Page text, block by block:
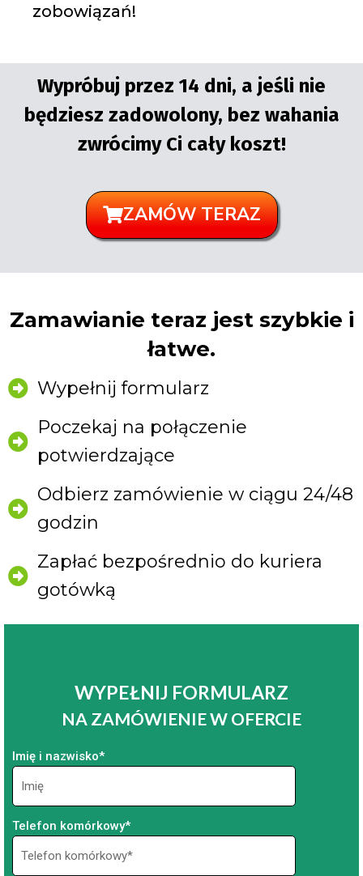
zobowiązań!
Wypróbuj przez 14 dni, a jeśli nie
będziesz zadowolony, bez wahania
zwrócimy Ci cały koszt!
ZAMÓW TERAZ
Zamawianie teraz jest szybkie i
łatwe.
Wypełnij formularz
Poczekaj na połączenie
potwierdzające
Odbierz zamówienie w ciągu 24/48
godzin
Zapłać bezpośrednio do kuriera
gotówką
WYPEŁNIJ FORMULARZ
NA ZAMÓWIENIE W OFERCIE
Imię i nazwisko*
Telefon komórkowy*